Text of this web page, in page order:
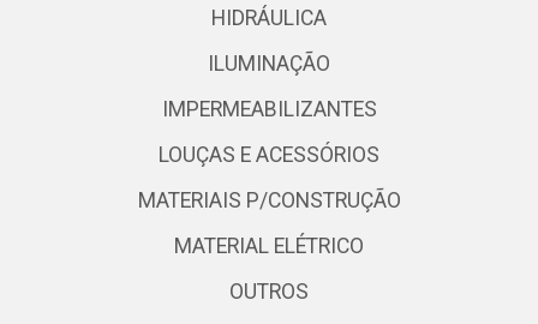
HIDRÁULICA
ILUMINAÇÃO
IMPERMEABILIZANTES
LOUÇAS E ACESSÓRIOS
MATERIAIS P/CONSTRUÇÃO
MATERIAL ELÉTRICO
OUTROS